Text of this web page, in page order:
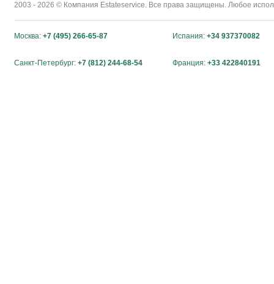
2003 - 2026 © Компания Estateservice. Все права защищены. Любое
Москва: +7 (495) 266-65-87 Испания: +34 937370082
Санкт-Петербург: +7 (812) 244-68-54 Франция: +33 422840191